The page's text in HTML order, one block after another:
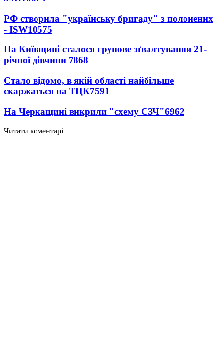
РФ створила "українську бригаду" з полонених
- ISW10575
На Київщині сталося групове зґвалтування 21-
річної дівчини 7868
Стало відомо, в якій області найбільше
скаржаться на ТЦК7591
На Черкащині викрили "схему СЗЧ"6962
Читати коментарі